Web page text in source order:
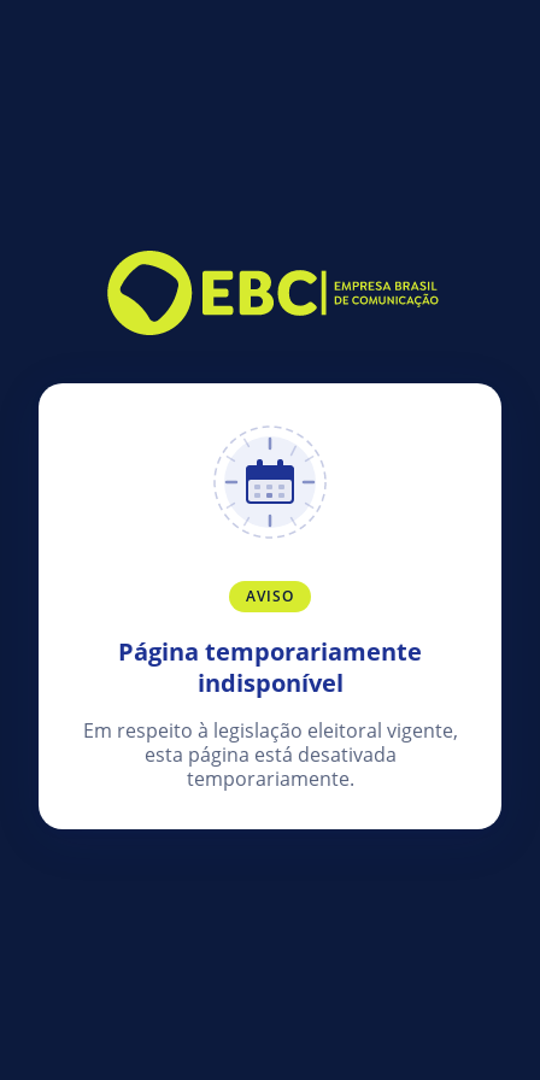
AVISO
Página temporariamente
indisponível
Em respeito à legislação eleitoral vigente,
esta página está desativada
temporariamente.